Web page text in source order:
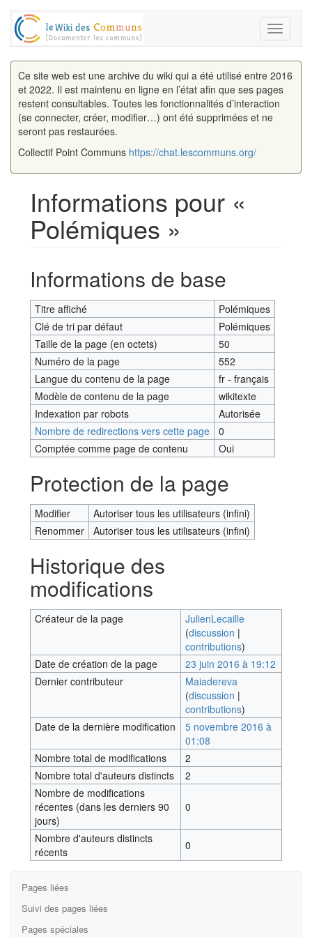
Toggle
Ce site web est une archive du wiki qui a été utilisé entre 2016
et 2022. Il est maintenu en ligne en l’état afin que ses pages
restent consultables. Toutes les fonctionnalités d’interaction
(se connecter, créer, modifier…) ont été supprimées et ne
seront pas restaurées.
Collectif Point Communs https://chat.lescommuns.org/
Informations pour «
Polémiques »
Informations de base
Titre affiché
Polémiques
Clé de tri par défaut
Polémiques
Taille de la page (en octets)
50
Numéro de la page
552
Langue du contenu de la page
fr - français
Modèle de contenu de la page
wikitexte
Indexation par robots
Autorisée
Nombre de redirections vers cette page
0
Comptée comme page de contenu
Oui
Protection de la page
Modifier
Autoriser tous les utilisateurs (infini)
Renommer
Autoriser tous les utilisateurs (infini)
Historique des
modifications
Créateur de la page
JulienLecaille
(discussion |
contributions)
Date de création de la page
23 juin 2016 à 19:12
Dernier contributeur
Maiadereva
(discussion |
contributions)
Date de la dernière modification
5 novembre 2016 à
01:08
Nombre total de modifications
2
Nombre total d'auteurs distincts
2
Nombre de modifications
récentes (dans les derniers 90
jours)
0
Nombre d'auteurs distincts
récents
0
Pages liées
Suivi des pages liées
Pages spéciales